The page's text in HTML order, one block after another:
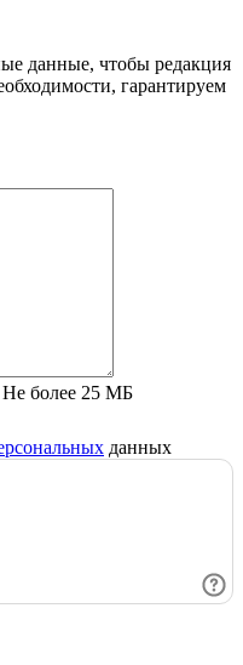
данные, чтобы редакция
гарантируем
Не более 25 МБ
данных